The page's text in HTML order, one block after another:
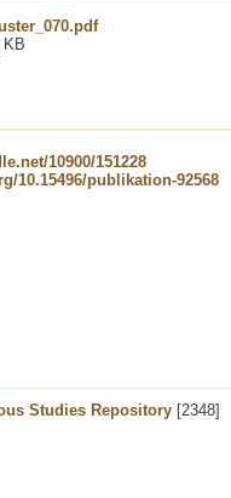
KB
10900/151228
10.15496/publikation-92568
Studies Repository [2348]